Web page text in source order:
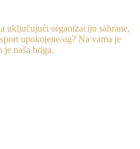
uključujući organizaciju sahrane,
upokojene/og? Na vama je
je naša briga.